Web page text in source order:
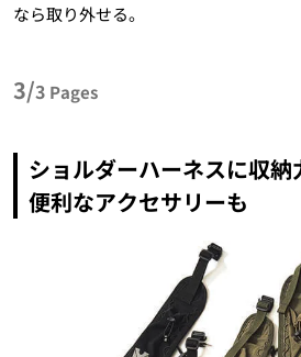
なら取り外せる。
3/3 Pages
ショルダーハーネスに収
便利なアクセサリーも